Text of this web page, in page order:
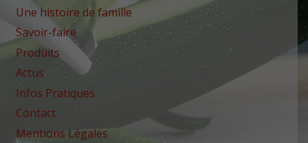
Une histoire de famille
Savoir-faire
Produits
Actus
Infos Pratiques
Contact
Mentions Légales